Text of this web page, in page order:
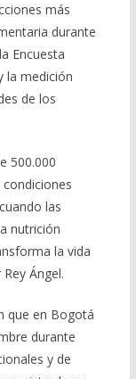
más
durante
Encuesta
la medición
de los
500.000
las
nutrición
la vida
Ángel.
que en Bogotá
durante
y de